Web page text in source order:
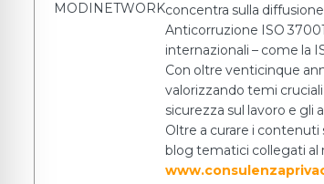
concentra sulla
Anticorruzione ISO
internazionali – come la
Con oltre venticinque
valorizzando temi
sicurezza sul lavoro e
Oltre a curare i
blog tematici collegati al